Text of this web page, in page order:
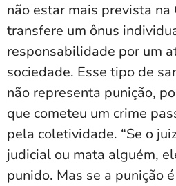
não estar mais prevista na
transfere um ônus
responsabilidade por um
sociedade. Esse tipo de
não representa punição,
que cometeu um crime
pela coletividade. “Se o
judicial ou mata alguém,
punido. Mas se a punição